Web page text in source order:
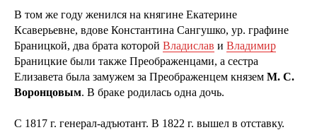
В том же году женился на княгине Екатерине
Ксаверьевне, вдове Константина Сангушко, ур. графине
Браницкой, два брата которой Владислав и Владимир
Браницкие были также Преображенцами, а сестра
Елизавета была замужем за Преображенцем князем М. С.
Воронцовым. В браке родилась одна дочь.
С 1817 г. генерал-адъютант. В 1822 г. вышел в отставку.